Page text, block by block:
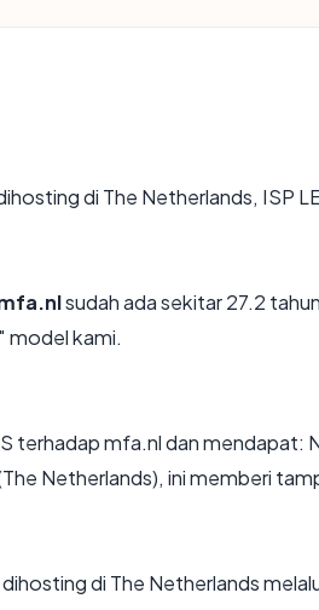
di The Netherlands, ISP
sudah ada sekitar 27.2
model kami.
terhadap mfa.nl dan mendapat:
Netherlands), ini memberi
di The Netherlands